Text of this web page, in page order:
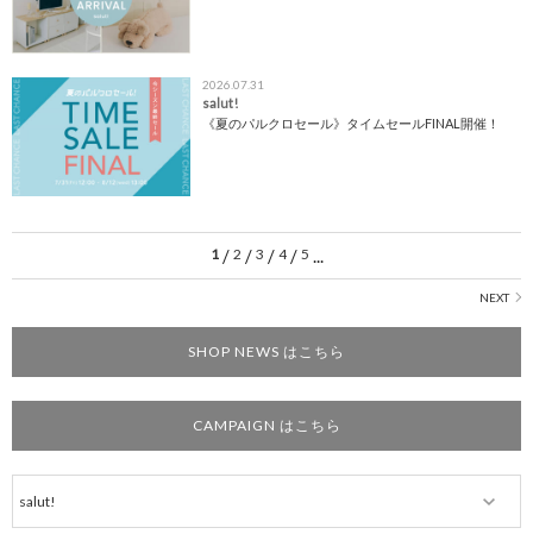
2026.07.31
salut!
《夏のパルクロセール》タイムセールFINAL開催！
1/ 2 / 3 / 4/ 5 ...
SHOP NEWS はこちら
CAMPAIGN はこちら